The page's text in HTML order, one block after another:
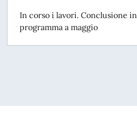
In corso i lavori. Conclusione in
programma a maggio